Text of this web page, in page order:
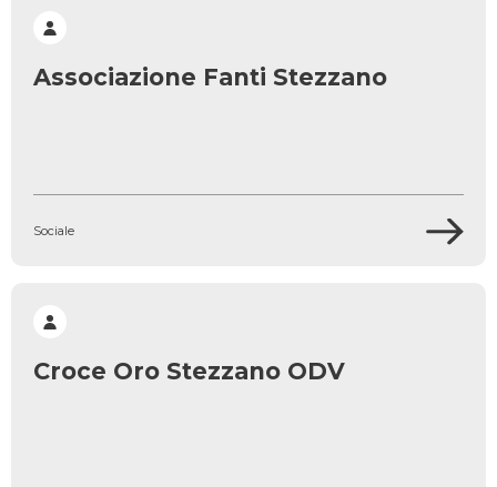
Sociale
Associazione Fanti Stezzano
Croce Oro Stezzano ODV